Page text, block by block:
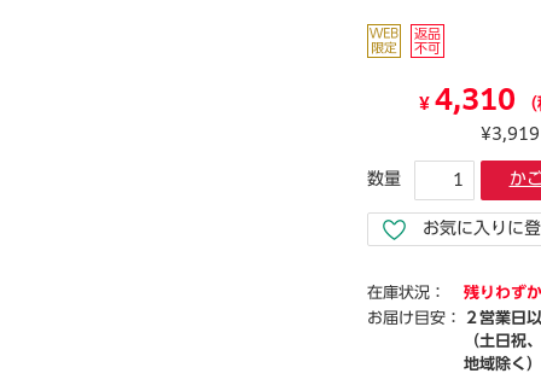
¥ 4,310
数量 か
お気に入りに
在庫状況：
残りわずか
お届け目安：
２営業日
（土日祝
地域除く）